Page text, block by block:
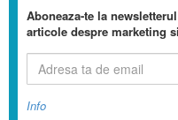
Aboneaza-te la
articole despre marketing
Info